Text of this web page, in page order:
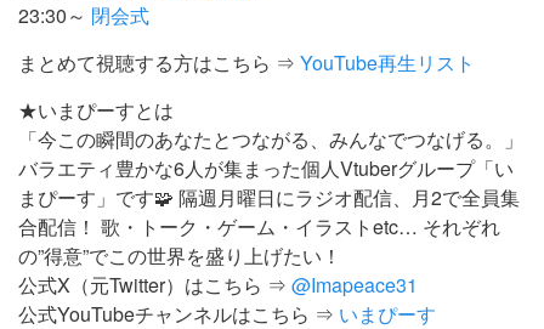
23:30～ 閉会式
まとめて視聴する方はこちら ⇒ YouTube再生リスト
★いまぴーすとは
「今この瞬間のあなたとつながる、みんなでつなげる。」
バラエティ豊かな6人が集まった個人Vtuberグループ「い
まぴーす」です🧩 隔週月曜日にラジオ配信、月2で全員集
合配信！ 歌・トーク・ゲーム・イラストetc… それぞれ
の”得意”でこの世界を盛り上げたい！
公式X（元Twitter）はこちら ⇒ @Imapeace31
公式YouTubeチャンネルはこちら ⇒ いまぴーす